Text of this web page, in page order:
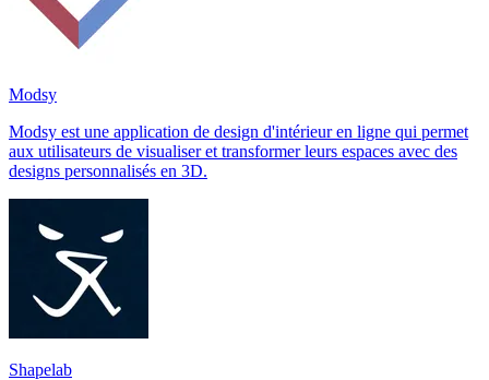
Modsy
Modsy est une application de design d'intérieur en ligne qui permet
aux utilisateurs de visualiser et transformer leurs espaces avec des
designs personnalisés en 3D.
Shapelab